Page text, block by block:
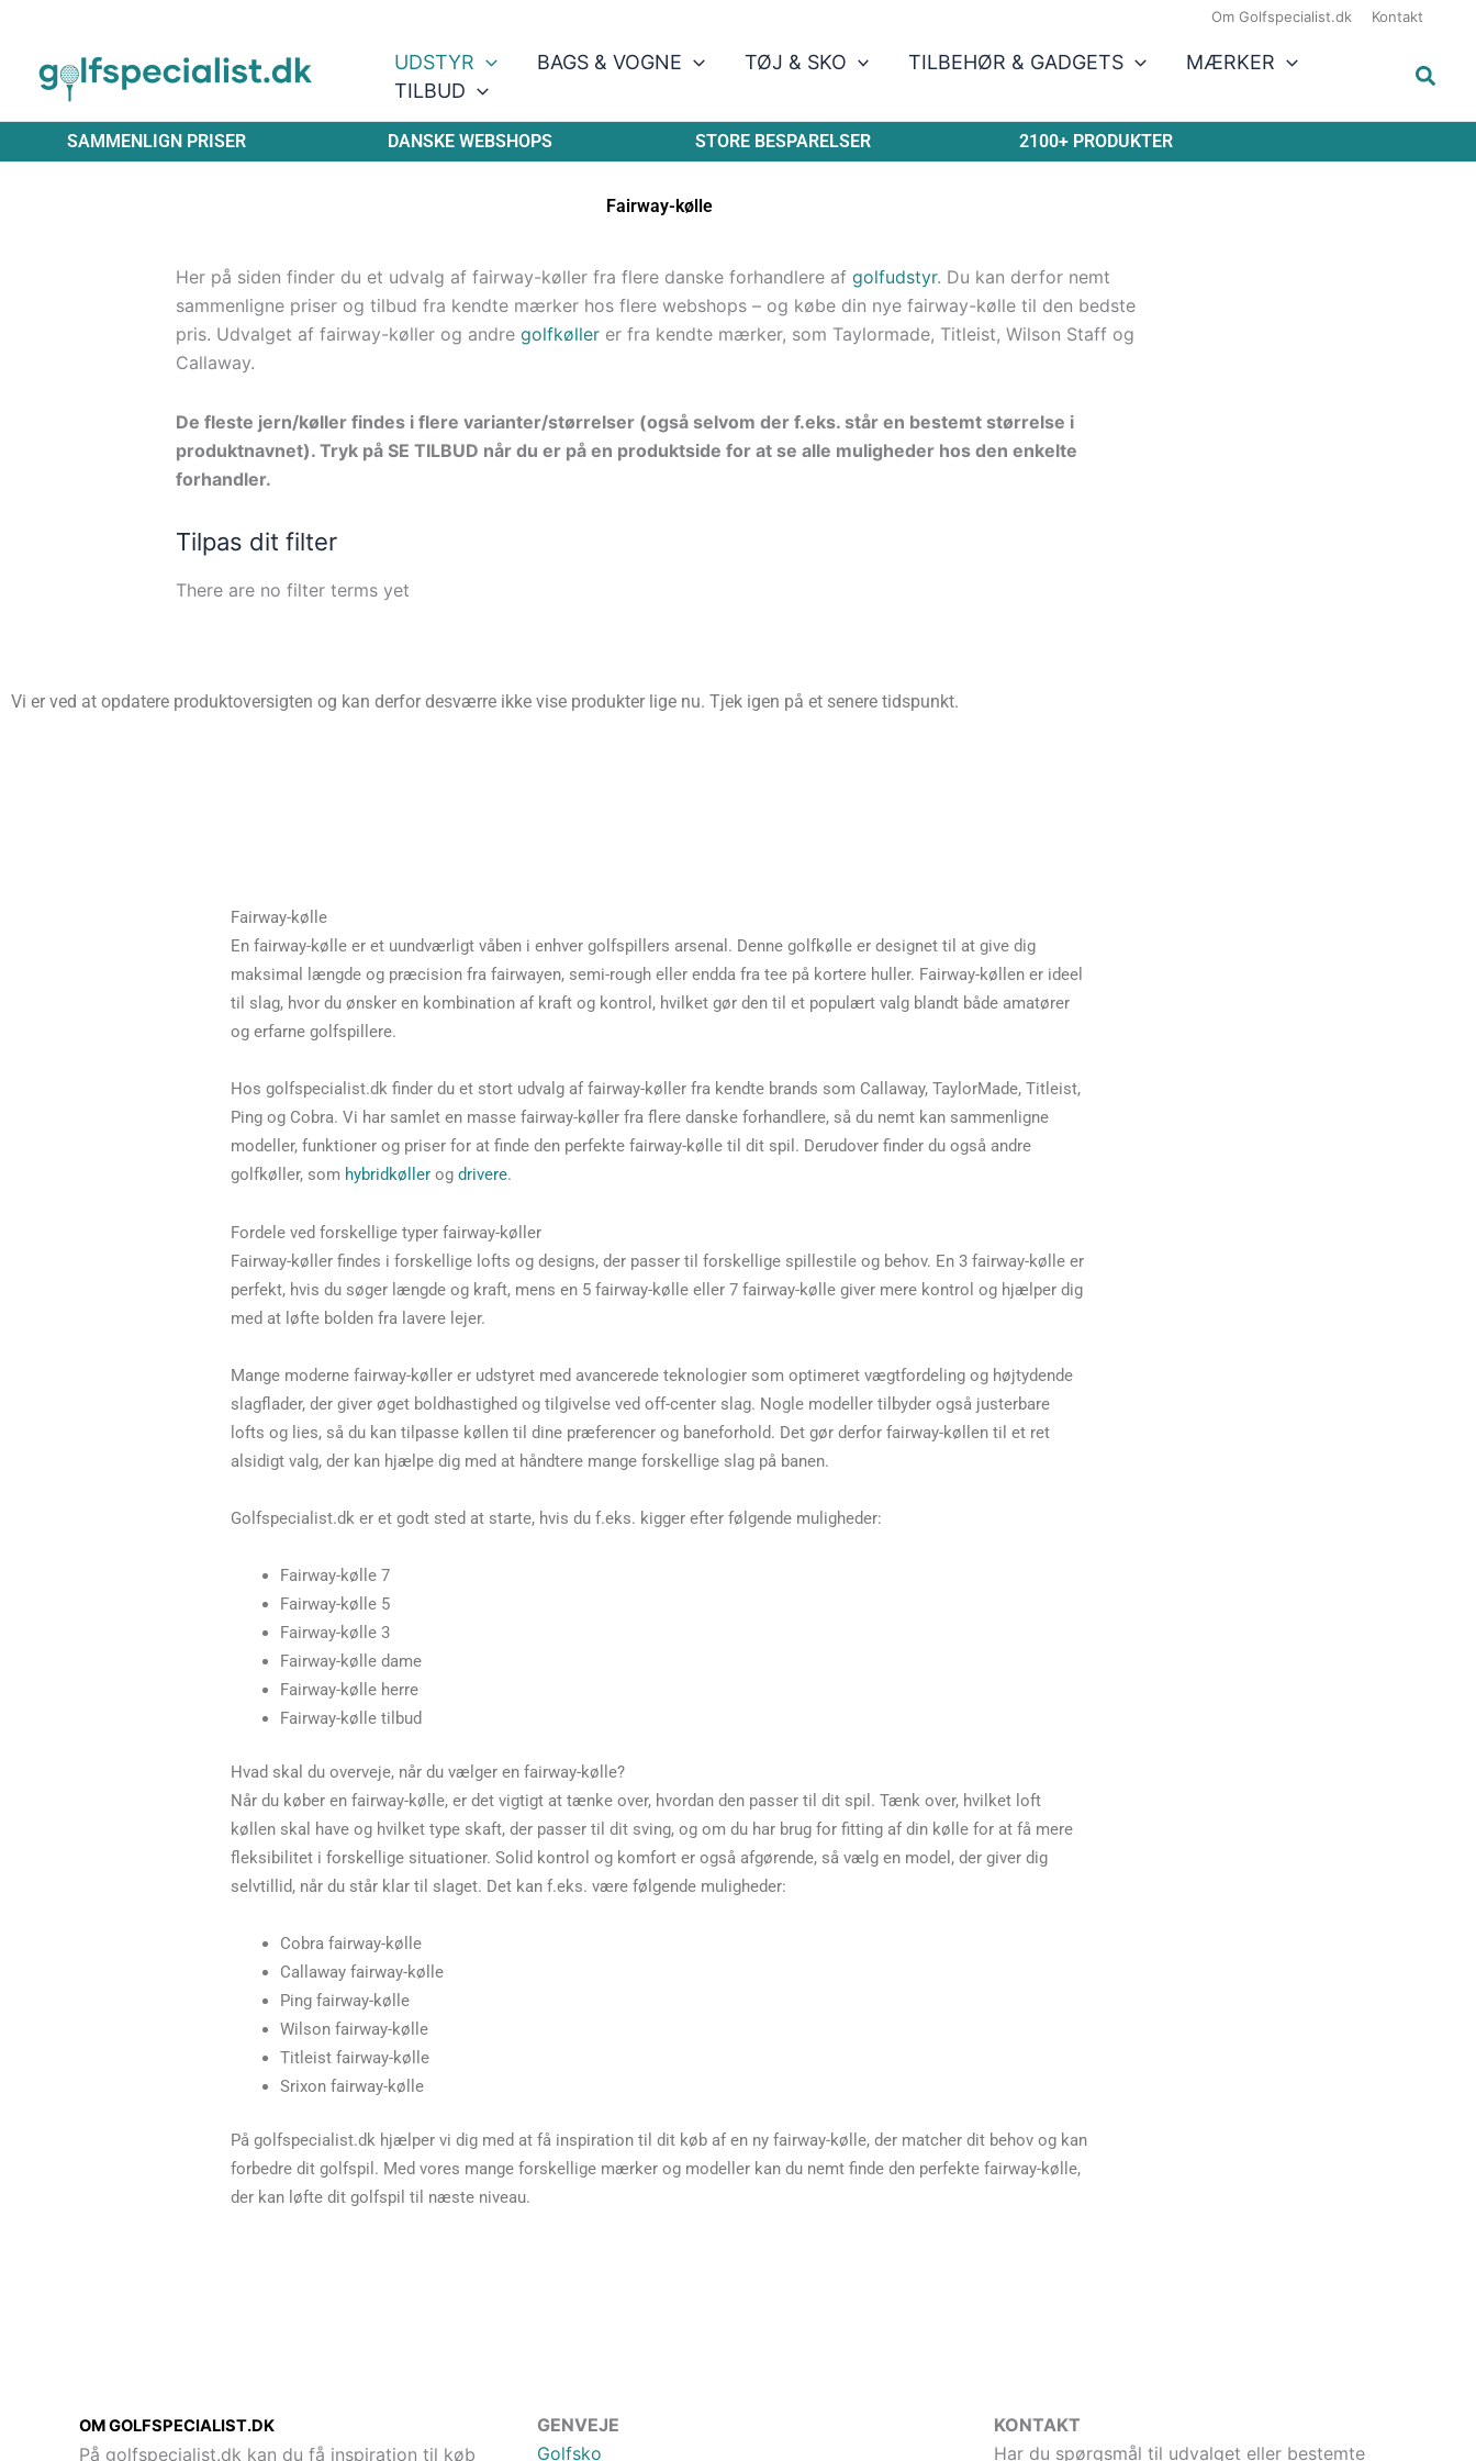
indholdet
Om Golfspecialist.dk Kontakt
UDSTYR BAGS & VOGNE TØJ & SKO TILBEHØR & GADGETS
MÆRKER
TILBUD
SAMMENLIGN PRISER DANSKE WEBSHOPS STORE BESPARELSER 2100+ PRODUKTER
Fairway-kølle
Her på siden finder du et udvalg af fairway-køller fra flere danske forhandlere af golfudstyr. Du kan derfor nemt
sammenligne priser og tilbud fra kendte mærker hos flere webshops – og købe din nye fairway-kølle til den bedste
pris. Udvalget af fairway-køller og andre golfkøller er fra kendte mærker, som Taylormade, Titleist, Wilson Staff og
Callaway.
De fleste jern/køller findes i flere varianter/størrelser (også selvom der f.eks. står en bestemt størrelse i
produktnavnet). Tryk på SE TILBUD når du er på en produktside for at se alle muligheder hos den enkelte
forhandler.
Tilpas dit filter
There are no filter terms yet
Vi er ved at opdatere produktoversigten og kan derfor desværre ikke vise produkter lige nu. Tjek igen på et senere tidspunkt.
Fairway-kølle
En fairway-kølle er et uundværligt våben i enhver golfspillers arsenal. Denne golfkølle er designet til at give dig
maksimal længde og præcision fra fairwayen, semi-rough eller endda fra tee på kortere huller. Fairway-køllen er ideel
til slag, hvor du ønsker en kombination af kraft og kontrol, hvilket gør den til et populært valg blandt både amatører
og erfarne golfspillere.
Hos golfspecialist.dk finder du et stort udvalg af fairway-køller fra kendte brands som Callaway, TaylorMade, Titleist,
Ping og Cobra. Vi har samlet en masse fairway-køller fra flere danske forhandlere, så du nemt kan sammenligne
modeller, funktioner og priser for at finde den perfekte fairway-kølle til dit spil. Derudover finder du også andre
golfkøller, som hybridkøller og drivere.
Fordele ved forskellige typer fairway-køller
Fairway-køller findes i forskellige lofts og designs, der passer til forskellige spillestile og behov. En 3 fairway-kølle er
perfekt, hvis du søger længde og kraft, mens en 5 fairway-kølle eller 7 fairway-kølle giver mere kontrol og hjælper dig
med at løfte bolden fra lavere lejer.
Mange moderne fairway-køller er udstyret med avancerede teknologier som optimeret vægtfordeling og højtydende
slagflader, der giver øget boldhastighed og tilgivelse ved off-center slag. Nogle modeller tilbyder også justerbare
lofts og lies, så du kan tilpasse køllen til dine præferencer og baneforhold. Det gør derfor fairway-køllen til et ret
alsidigt valg, der kan hjælpe dig med at håndtere mange forskellige slag på banen.
Golfspecialist.dk er et godt sted at starte, hvis du f.eks. kigger efter følgende muligheder:
Fairway-kølle 7
Fairway-kølle 5
Fairway-kølle 3
Fairway-kølle dame
Fairway-kølle herre
Fairway-kølle tilbud
Hvad skal du overveje, når du vælger en fairway-kølle?
Når du køber en fairway-kølle, er det vigtigt at tænke over, hvordan den passer til dit spil. Tænk over, hvilket loft
køllen skal have og hvilket type skaft, der passer til dit sving, og om du har brug for fitting af din kølle for at få mere
fleksibilitet i forskellige situationer. Solid kontrol og komfort er også afgørende, så vælg en model, der giver dig
selvtillid, når du står klar til slaget. Det kan f.eks. være følgende muligheder:
Cobra fairway-kølle
Callaway fairway-kølle
Ping fairway-kølle
Wilson fairway-kølle
Titleist fairway-kølle
Srixon fairway-kølle
På golfspecialist.dk hjælper vi dig med at få inspiration til dit køb af en ny fairway-kølle, der matcher dit behov og kan
forbedre dit golfspil. Med vores mange forskellige mærker og modeller kan du nemt finde den perfekte fairway-kølle,
der kan løfte dit golfspil til næste niveau.
OM GOLFSPECIALIST.DK
På golfspecialist.dk kan du få inspiration til køb
GENVEJE
Golfsko
KONTAKT
Har du spørgsmål til udvalget eller bestemte